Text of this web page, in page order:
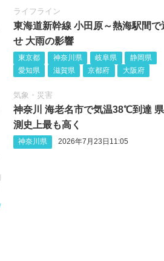
ライフライン
東海道新幹線 小田原～熱海駅間で
せ 大雨の影響
東京都 神奈川県 岐阜県
静岡県
愛知県
滋賀県 京都府 大阪府
気象・災害
神奈川 海老名市で気温38℃到達
測史上最も高く
神奈川県 2026年7月23日11:05